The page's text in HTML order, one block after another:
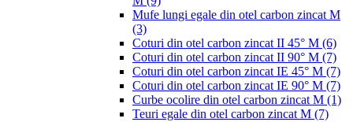
Mufe lungi egale din otel carbon zincat M
(3)
Coturi din otel carbon zincat II 45° M (6)
Coturi din otel carbon zincat II 90° M (7)
Coturi din otel carbon zincat IE 45° M (7)
Coturi din otel carbon zincat IE 90° M (7)
Curbe ocolire din otel carbon zincat M (1)
Teuri egale din otel carbon zincat M (7)